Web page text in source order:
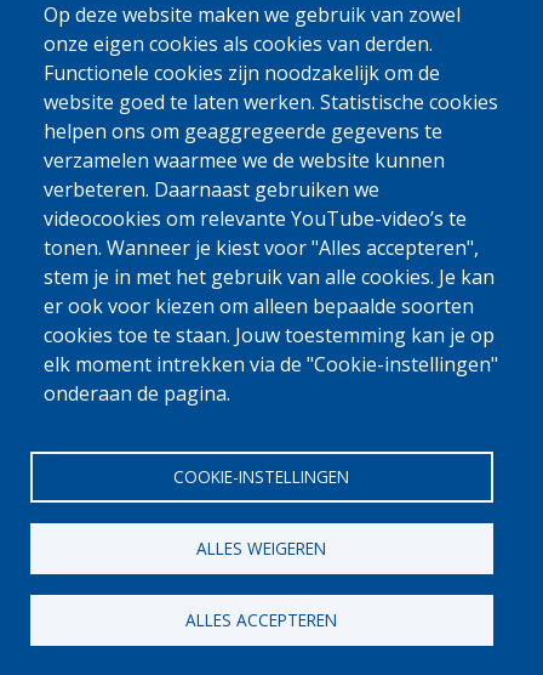
[Gratis Nummer]
0800 327 45
Cookieverklaring Privacy, copyright en disclaimer Cookie Settings
Op deze website maken we gebruik van zowel
onze eigen cookies als cookies van derden.
Functionele cookies zijn noodzakelijk om de
website goed te laten werken. Statistische cookies
helpen ons om geaggregeerde gegevens te
verzamelen waarmee we de website kunnen
verbeteren. Daarnaast gebruiken we
videocookies om relevante YouTube-video’s te
tonen. Wanneer je kiest voor "Alles accepteren",
stem je in met het gebruik van alle cookies. Je kan
er ook voor kiezen om alleen bepaalde soorten
cookies toe te staan. Jouw toestemming kan je op
elk moment intrekken via de "Cookie-instellingen"
onderaan de pagina.
COOKIE-INSTELLINGEN
ALLES WEIGEREN
ALLES ACCEPTEREN